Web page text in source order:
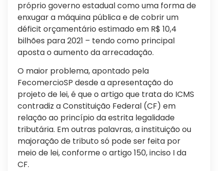
próprio governo estadual como uma forma de
enxugar a máquina pública e de cobrir um
déficit orçamentário estimado em R$ 10,4
bilhões para 2021 – tendo como principal
aposta o aumento da arrecadação.
O maior problema, apontado pela
FecomercioSP desde a apresentação do
projeto de lei, é que o artigo que trata do ICMS
contradiz a Constituição Federal (CF) em
relação ao princípio da estrita legalidade
tributária. Em outras palavras, a instituição ou
majoração de tributo só pode ser feita por
meio de lei, conforme o artigo 150, inciso I da
CF.